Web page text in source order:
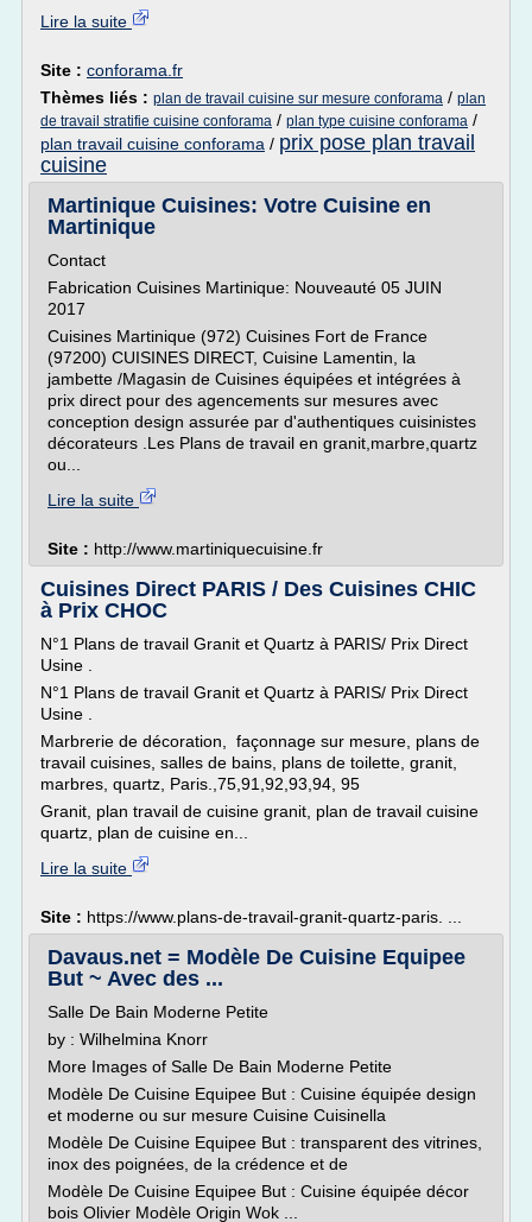
Lire la suite
Site : conforama.fr
Thèmes liés : plan de travail cuisine sur mesure conforama / plan
de travail stratifie cuisine conforama / plan type cuisine conforama /
plan travail cuisine conforama / prix pose plan travail
cuisine
Martinique Cuisines: Votre Cuisine en
Martinique
Contact
Fabrication Cuisines Martinique: Nouveauté 05 JUIN
2017
Cuisines Martinique (972) Cuisines Fort de France
(97200) CUISINES DIRECT, Cuisine Lamentin, la
jambette /Magasin de Cuisines équipées et intégrées à
prix direct pour des agencements sur mesures avec
conception design assurée par d'authentiques cuisinistes
décorateurs .Les Plans de travail en granit,marbre,quartz
ou...
Lire la suite
Site : http://www.martiniquecuisine.fr
Cuisines Direct PARIS / Des Cuisines CHIC
à Prix CHOC
N°1 Plans de travail Granit et Quartz à PARIS/ Prix Direct
Usine .
N°1 Plans de travail Granit et Quartz à PARIS/ Prix Direct
Usine .
Marbrerie de décoration, façonnage sur mesure, plans de
travail cuisines, salles de bains, plans de toilette, granit,
marbres, quartz, Paris.,75,91,92,93,94, 95
Granit, plan travail de cuisine granit, plan de travail cuisine
quartz, plan de cuisine en...
Lire la suite
Site : https://www.plans-de-travail-granit-quartz-paris. ...
Davaus.net = Modèle De Cuisine Equipee
But ~ Avec des ...
Salle De Bain Moderne Petite
by : Wilhelmina Knorr
More Images of Salle De Bain Moderne Petite
Modèle De Cuisine Equipee But : Cuisine équipée design
et moderne ou sur mesure Cuisine Cuisinella
Modèle De Cuisine Equipee But : transparent des vitrines,
inox des poignées, de la crédence et de
Modèle De Cuisine Equipee But : Cuisine équipée décor
bois Olivier Modèle Origin Wok ...